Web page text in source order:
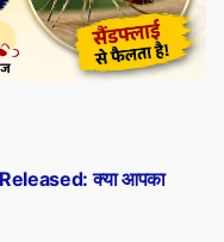
क्या आपका